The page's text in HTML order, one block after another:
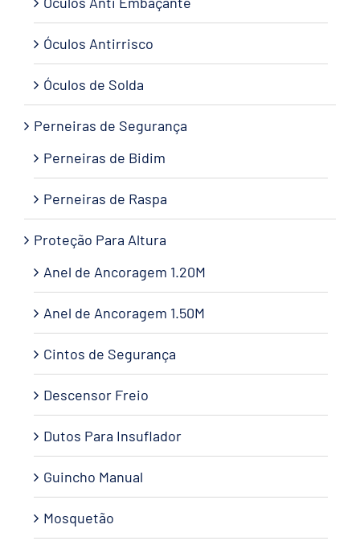
Óculos Antirrisco
Óculos de Solda
Perneiras de Segurança
Perneiras de Bidim
Perneiras de Raspa
Proteção Para Altura
Anel de Ancoragem 1.20M
Anel de Ancoragem 1.50M
Cintos de Segurança
Descensor Freio
Dutos Para Insuflador
Guincho Manual
Mosquetão